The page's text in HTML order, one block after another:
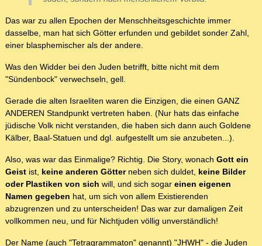
Das war zu allen Epochen der Menschheitsgeschichte immer
dasselbe, man hat sich Götter erfunden und gebildet sonder Zahl,
einer blasphemischer als der andere.
Was den Widder bei den Juden betrifft, bitte nicht mit dem
"Sündenbock" verwechseln, gell.
Gerade die alten Israeliten waren die Einzigen, die einen GANZ
ANDEREN Standpunkt vertreten haben. (Nur hats das einfache
jüdische Volk nicht verstanden, die haben sich dann auch Goldene
Kälber, Baal-Statuen und dgl. aufgestellt um sie anzubeten...).
Also, was war das Einmalige? Richtig. Die Story, wonach Gott ein
Geist ist, keine anderen Götterneben sich duldet, keine Bilder
oder Plastiken von sich will, und sich sogar einen eigenen
Namen gegeben hat, um sich von allem Existierenden
abzugrenzen und zu unterscheiden! Das war zur damaligen Zeit
vollkommen neu, und für Nichtjuden völlig unverständlich!
Der Name (auch "Tetragrammaton" genannt) "JHWH" - die Juden